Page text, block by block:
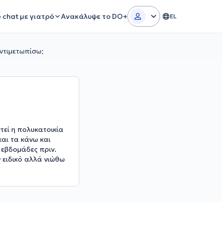
chat με γιατρό Ανακάλυψε το DO+ EL
η πολυκατοικία
τα κάνω και
πριν.
αλλά νιώθω